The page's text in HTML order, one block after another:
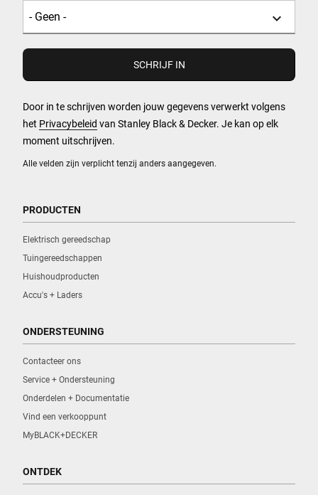
Alle velden zijn verplicht tenzij anders aangegeven.
Door in te schrijven worden jouw gegevens verwerkt volgens
het Privacybeleid van Stanley Black & Decker. Je kan op elk
moment uitschrijven.
PRODUCTEN
Elektrisch gereedschap
Tuingereedschappen
Huishoudproducten
Accu's + Laders
ONDERSTEUNING
Contacteer ons
Service + Ondersteuning
Onderdelen + Documentatie
Vind een verkooppunt
MyBLACK+DECKER
ONTDEK